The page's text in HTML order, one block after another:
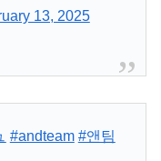
13, 2025
#andteam #앤팀